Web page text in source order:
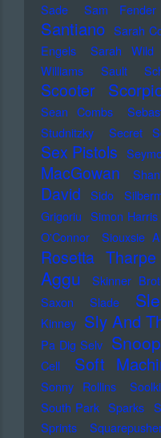
Sade
Sam Fender
Santiano Sarah
Engels
Sarah Wild
Williams
Sault
Scooter
Sean Combs
Studnitzky
Secret
Sex Pistols
MacGowan
David
Sido
Grigoriu Simon Harris
O'Connor
Siouxsie
Rosetta Tharpe
Aggu
Skinner
Saxon
Slade
Kinney Sly And
Pa Dig Selv
Cell
Soft
Sonny Rollins
South Park Sparks
Sprints